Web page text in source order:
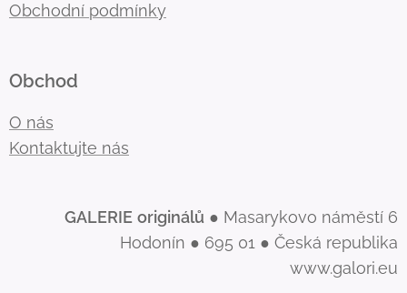
Obchodní podmínky
Obchod
O nás
Kontaktujte nás
GALERIE originálů ● Masarykovo náměstí 6
Hodonín ● 695 01 ● Česká republika
www.galori.eu